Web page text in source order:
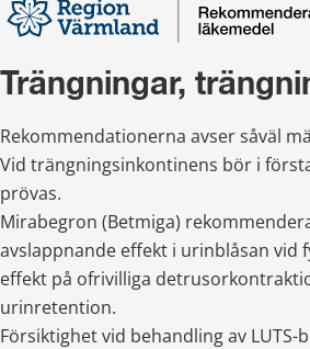
Trängningar,
Rekommendationerna avser såväl
Vid trängningsinkontinens bör i
prövas.
Mirabegron (Betmiga)
avslappnande effekt i urinblåsan vid
effekt på ofrivilliga
urinretention.
Försiktighet vid behandling av